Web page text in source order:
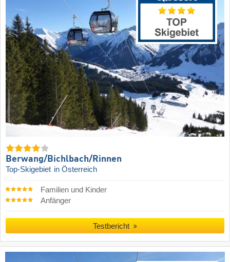
Berwang/​Bichlbach/​Rinnen
Top-Skigebiet in Österreich
Familien und Kinder
Anfänger
Testbericht